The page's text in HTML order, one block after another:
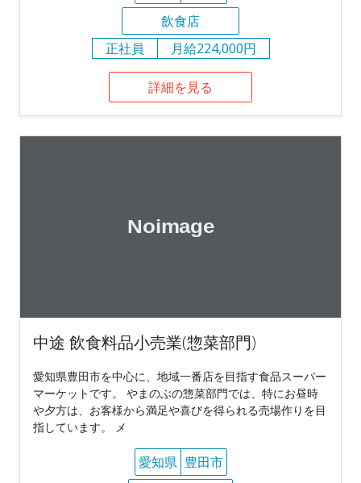
飲食店
正社員
月給224,000円
詳細を見る
中途 飲食料品小売業(惣菜部門)
愛知県豊田市を中心に、地域一番店を目指す食品スーパー
マーケットです。 やまのぶの惣菜部門では、特にお昼時
や夕方は、お客様から満足や喜びを得られる売場作りを目
指しています。 メ
愛知県 豊田市